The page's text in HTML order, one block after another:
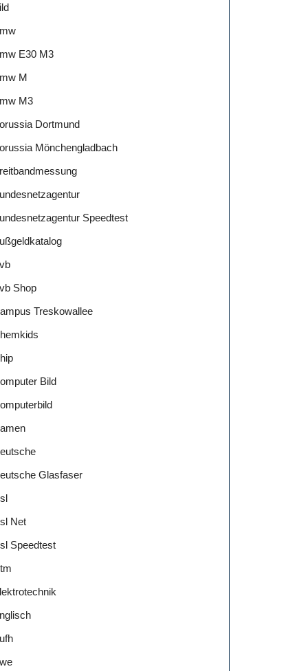
E30 M3
M
M3
Dortmund
Mönchengladbach
Speedtest
Shop
Treskowallee
Bild
Glasfaser
Net
Speedtest